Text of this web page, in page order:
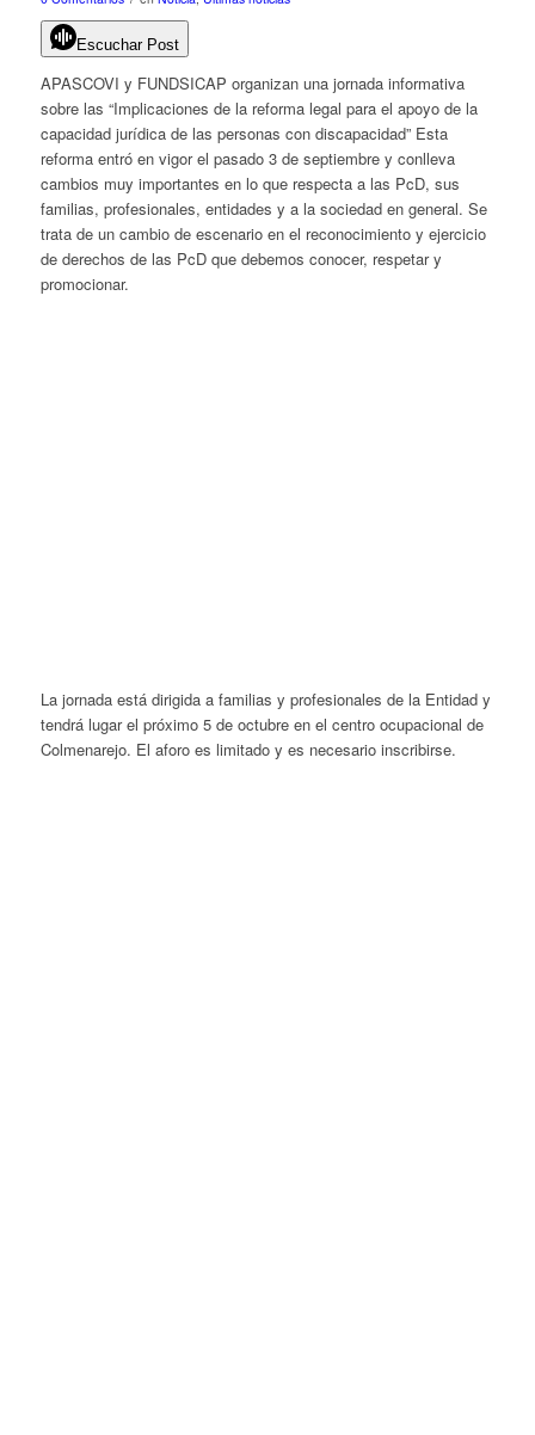
Escuchar Post
APASCOVI y FUNDSICAP organizan una jornada informativa
sobre las “Implicaciones de la reforma legal para el apoyo de la
capacidad jurídica de las personas con discapacidad” Esta
reforma entró en vigor el pasado 3 de septiembre y conlleva
cambios muy importantes en lo que respecta a las PcD, sus
familias, profesionales, entidades y a la sociedad en general. Se
trata de un cambio de escenario en el reconocimiento y ejercicio
de derechos de las PcD que debemos conocer, respetar y
promocionar.
La jornada está dirigida a familias y profesionales de la Entidad y
tendrá lugar el próximo 5 de octubre en el centro ocupacional de
Colmenarejo. El aforo es limitado y es necesario inscribirse.